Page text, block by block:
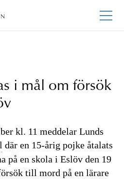
i mål om försök
kl. 11 meddelar Lunds
där en 15-årig pojke åtalats
på en skola i Eslöv den 19
till mord på en lärare